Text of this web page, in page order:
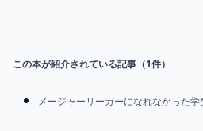
この本が紹介されている記事（1件）
メージャーリーガーになれなかった